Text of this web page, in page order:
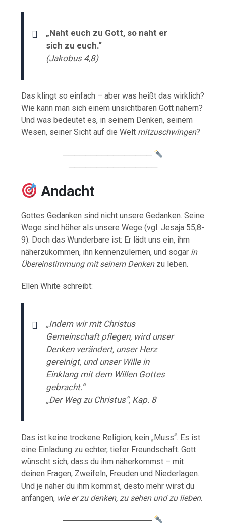
„Naht euch zu Gott, so naht er
sich zu euch.“
(Jakobus 4,8)
Das klingt so einfach – aber was heißt das wirklich?
Wie kann man sich einem unsichtbaren Gott nähern?
Und was bedeutet es, in seinem Denken, seinem
Wesen, seiner Sicht auf die Welt mitzuschwingen?
────────────────
────────────────
Andacht
Gottes Gedanken sind nicht unsere Gedanken. Seine
Wege sind höher als unsere Wege (vgl. Jesaja 55,8-
9). Doch das Wunderbare ist: Er lädt uns ein, ihm
näherzukommen, ihn kennenzulernen, und sogar in
Übereinstimmung mit seinem Denkenzu leben.
Ellen White schreibt:
„Indem wir mit Christus
Gemeinschaft pflegen, wird unser
Denken verändert, unser Herz
gereinigt, und unser Wille in
Einklang mit dem Willen Gottes
gebracht.“
„Der Weg zu Christus“, Kap. 8
Das ist keine trockene Religion, kein „Muss“. Es ist
eine Einladung zu echter, tiefer Freundschaft. Gott
wünscht sich, dass du ihm näherkommst – mit
deinen Fragen, Zweifeln, Freuden und Niederlagen.
Und je näher du ihm kommst, desto mehr wirst du
anfangen, wie er zu denken, zu sehen und zu lieben.
────────────────